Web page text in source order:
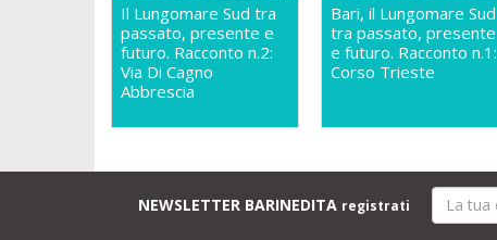
Il Lungomare Sud tra
passato, presente e
futuro. Racconto n.2:
Via Di Cagno
Abbrescia
Bari, il Lungomare Sud
tra passato, presente
e futuro. Racconto n.1:
Corso Trieste
NEWSLETTER BARINEDITA registrati